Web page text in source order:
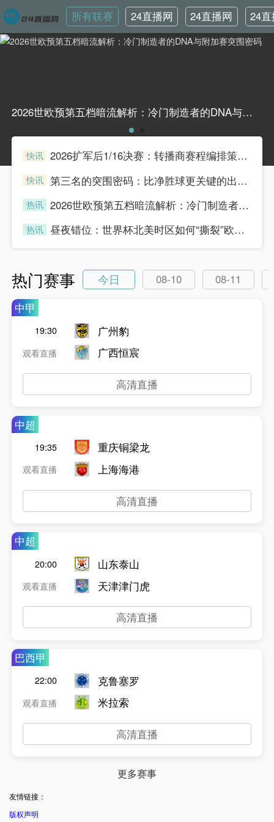
所有联赛
24直播网
英超
24直播网
世界杯
24
韩
2026世欧预第五档暗流解析：冷门制造者的DNA与附加赛突围密码2026世欧预第五档暗流解析：冷门制造者的DNA与附加赛突围密码
快讯
2026扩军后1/16决赛：转播商赛程编排策略与广告收益模型重构
快讯
第三名的突围密码：比净胜球更关键的出线法则
热讯
2026世欧预第五档暗流解析：冷门制造者的DNA与附加赛突围密码
热讯
昼夜错位：世界杯北美时区如何“撕裂”欧洲球迷的生理时钟
热门赛事 今日 08-10
08-11
中甲
19:30
观看直播
广州豹
广西恒宸
高清直播
中超
19:35
观看直播
重庆铜梁龙
上海海港
高清直播
中超
20:00
观看直播
山东泰山
天津津门虎
高清直播
巴西甲
22:00
观看直播
克鲁塞罗
米拉索
高清直播
更多赛事
友情链接：
版权声明